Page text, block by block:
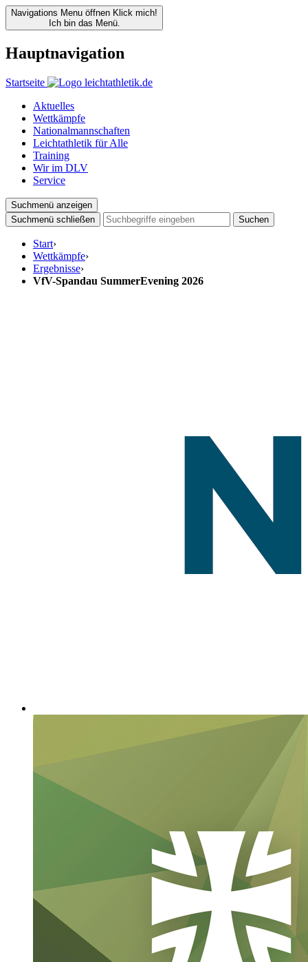
Navigations Menu öffnen Klick mich!
Ich bin das Menü.
Hauptnavigation
Startseite
Aktuelles
Wettkämpfe
Nationalmannschaften
Leichtathletik für Alle
Training
Wir im DLV
Service
Suchmenü anzeigen
Suchmenü schließen
Suchen
Start›
Wettkämpfe›
Ergebnisse›
VfV-Spandau SummerEvening 2026